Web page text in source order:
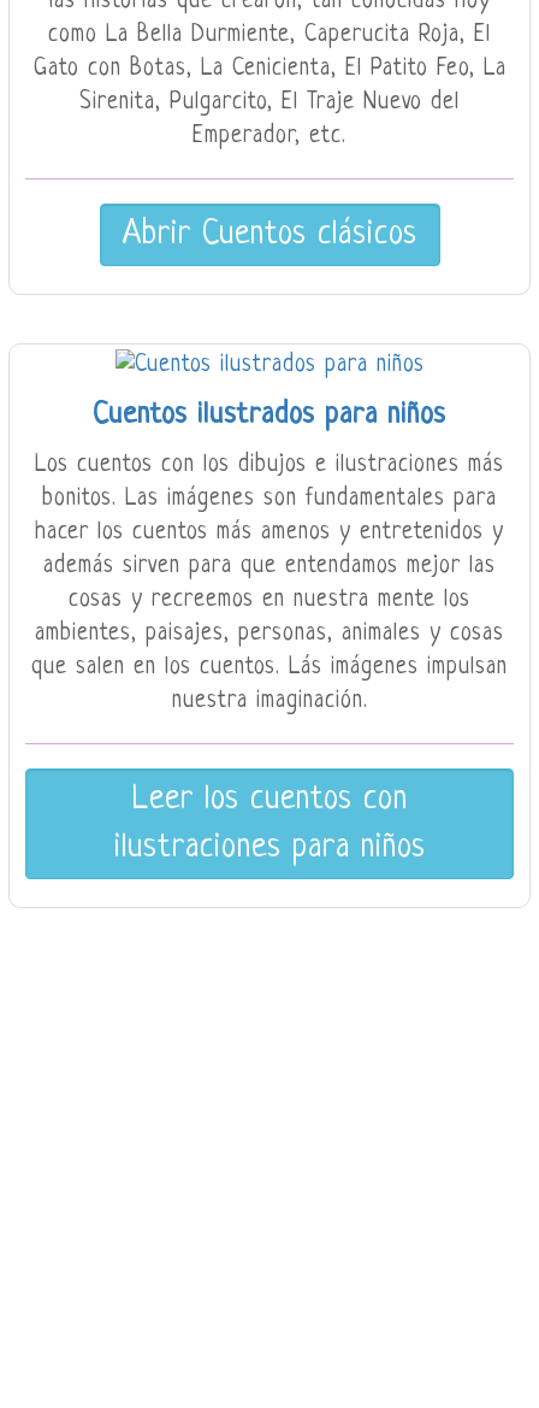
como La Bella Durmiente, Caperucita Roja, El
Gato con Botas, La Cenicienta, El Patito Feo, La
Sirenita, Pulgarcito, El Traje Nuevo del
Emperador, etc.
Abrir Cuentos clásicos
Cuentos ilustrados para niños
Los cuentos con los dibujos e ilustraciones más
bonitos. Las imágenes son fundamentales para
hacer los cuentos más amenos y entretenidos y
además sirven para que entendamos mejor las
cosas y recreemos en nuestra mente los
ambientes, paisajes, personas, animales y cosas
que salen en los cuentos. Lás imágenes impulsan
nuestra imaginación.
Leer los cuentos con
ilustraciones para niños